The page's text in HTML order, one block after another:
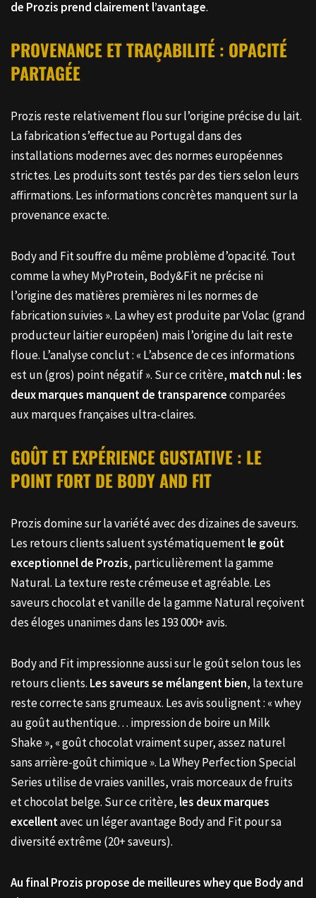
de Prozis prend clairement l’avantage.
PROVENANCE ET TRAÇABILITÉ : OPACITÉ
PARTAGÉE
Prozis reste relativement flou sur l’origine précise du lait.
La fabrication s’effectue au Portugal dans des
installations modernes avec des normes européennes
strictes. Les produits sont testés par des tiers selon leurs
affirmations. Les informations concrètes manquent sur la
provenance exacte.
Body and Fit souffre du même problème d’opacité. Tout
comme la whey MyProtein, Body&Fit ne précise ni
l’origine des matières premières ni les normes de
fabrication suivies ». La whey est produite par Volac (grand
producteur laitier européen) mais l’origine du lait reste
floue. L’analyse conclut : « L’absence de ces informations
est un (gros) point négatif ». Sur ce critère, match nul : les
deux marques manquent de transparencecomparées
aux marques françaises ultra-claires.
GOÛT ET EXPÉRIENCE GUSTATIVE : LE
POINT FORT DE BODY AND FIT
Prozis domine sur la variété avec des dizaines de saveurs.
Les retours clients saluent systématiquementle goût
exceptionnel de Prozis, particulièrement la gamme
Natural. La texture reste crémeuse et agréable. Les
saveurs chocolat et vanille de la gamme Natural reçoivent
des éloges unanimes dans les 193 000+ avis.
Body and Fit impressionne aussi sur le goût selon tous les
retours clients. Les saveurs se mélangent bien, la texture
reste correcte sans grumeaux. Les avis soulignent : « whey
au goût authentique… impression de boire un Milk
Shake », « goût chocolat vraiment super, assez naturel
sans arrière-goût chimique ». La Whey Perfection Special
Series utilise de vraies vanilles, vrais morceaux de fruits
et chocolat belge. Sur ce critère, les deux marques
excellentavec un léger avantage Body and Fit pour sa
diversité extrême (20+ saveurs).
Au final Prozis propose de meilleures whey que Body and